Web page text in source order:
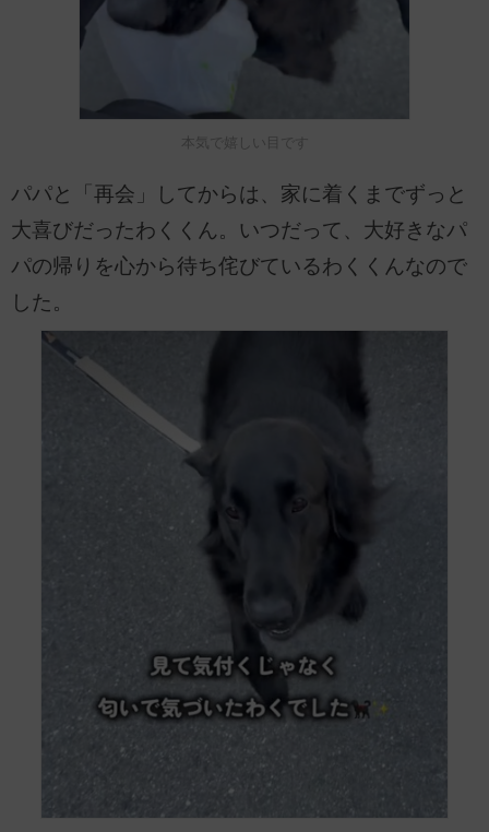
本気で嬉しい目です
パパと「再会」してからは、家に着くまでずっと
大喜びだったわくくん。いつだって、大好きなパ
パの帰りを心から待ち侘びているわくくんなので
した。